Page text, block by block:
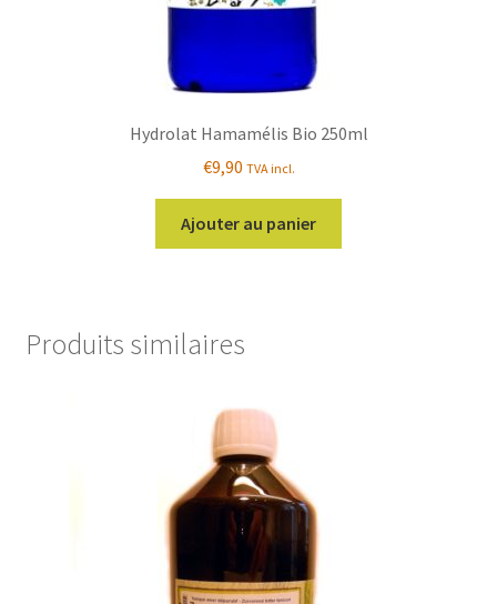
Hydrolat Hamamélis Bio 250ml
€9,90 TVA incl.
Ajouter au panier
Produits similaires